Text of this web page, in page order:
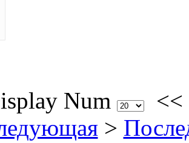
Num <<
>